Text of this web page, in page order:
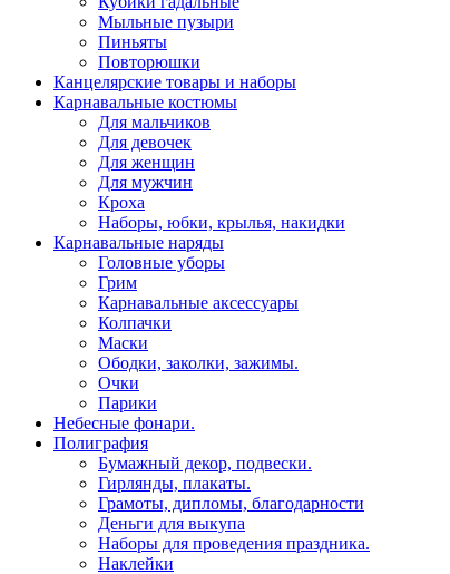
Мыльные пузыри
Пиньяты
Повторюшки
Канцелярские товары и наборы
Карнавальные костюмы
Для мальчиков
Для девочек
Для женщин
Для мужчин
Кроха
Наборы, юбки, крылья, накидки
Карнавальные наряды
Головные уборы
Грим
Карнавальные аксессуары
Колпачки
Маски
Ободки, заколки, зажимы.
Очки
Парики
Небесные фонари.
Полиграфия
Бумажный декор, подвески.
Гирлянды, плакаты.
Грамоты, дипломы, благодарности
Деньги для выкупа
Наборы для проведения праздника.
Наклейки